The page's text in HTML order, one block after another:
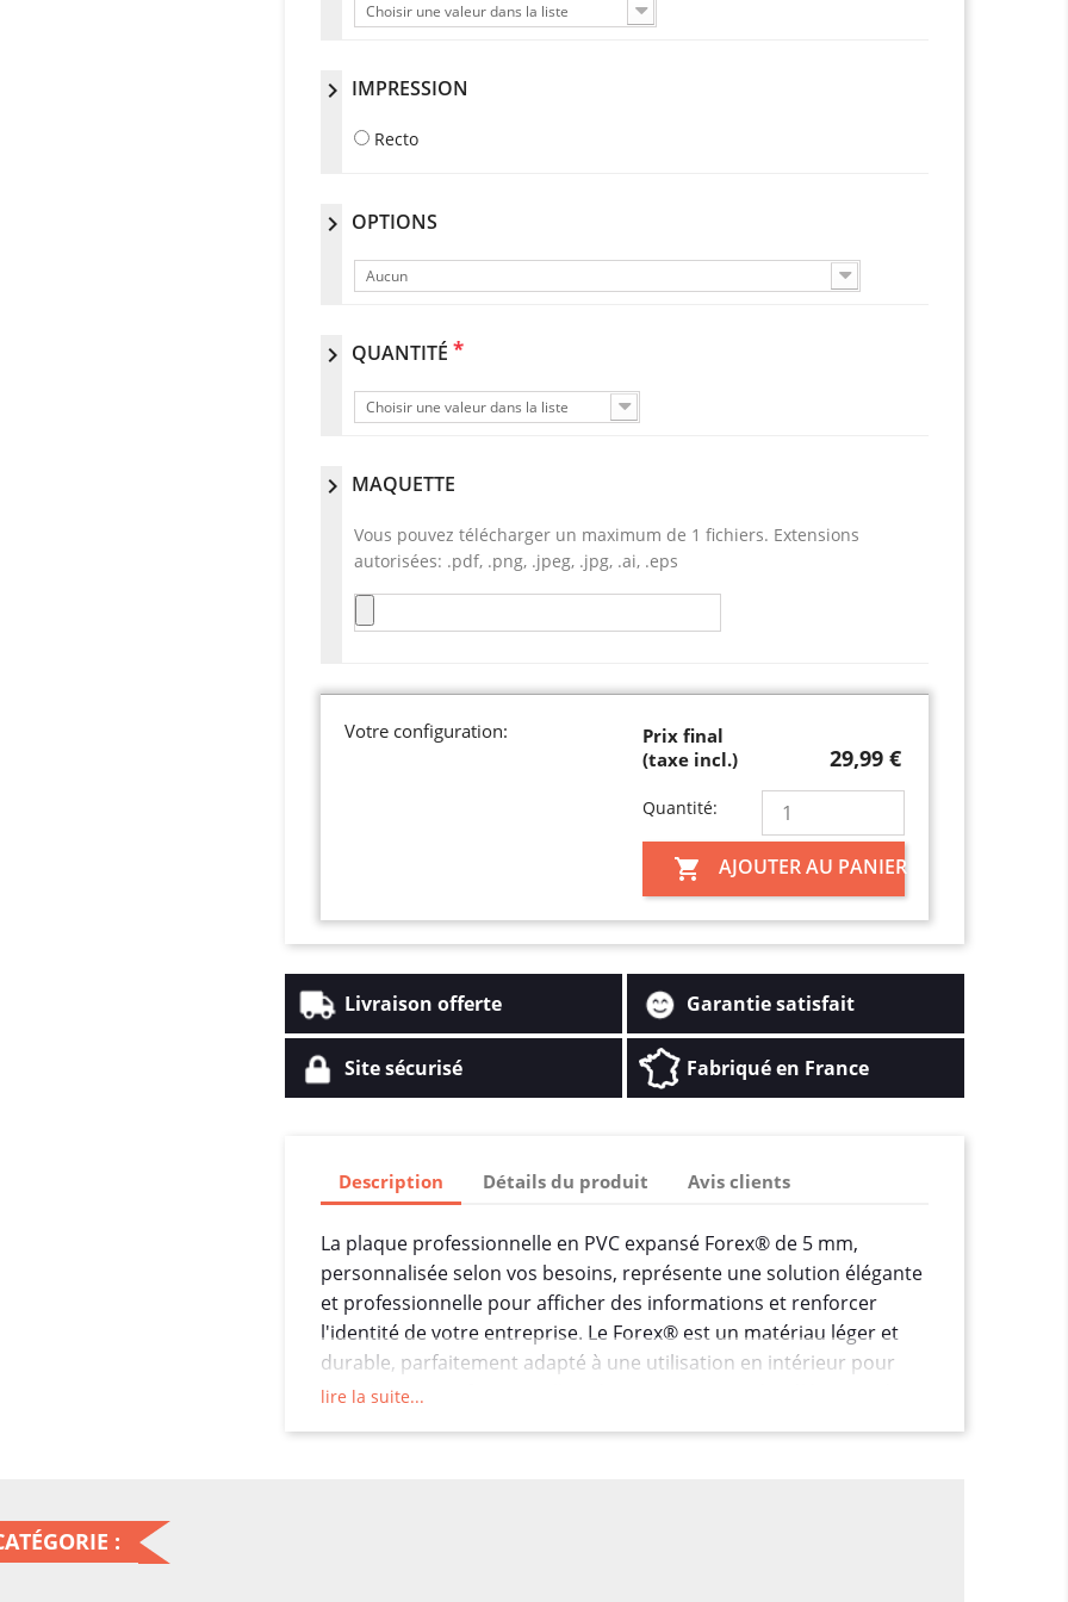
Choisir une valeur dans la liste
chevron_right IMPRESSION
Recto
chevron_right OPTIONS
Aucun
chevron_right QUANTITÉ *
Choisir une valeur dans la liste
chevron_right MAQUETTE
Vous pouvez télécharger un maximum de 1 fichiers. Extensions
autorisées: .pdf, .png, .jpeg, .jpg, .ai, .eps
Votre configuration:
Prix final
(taxe incl.)
29,99 €
Quantité:
 AJOUTER AU PANIER
Livraison offerte Garantie satisfait
Site sécurisé Fabriqué en France
Description Détails du produit Avis clients
La plaque professionnelle en PVC expansé Forex® de 5 mm,
personnalisée selon vos besoins, représente une solution élégante
et professionnelle pour afficher des informations et renforcer
l'identité de votre entreprise. Le Forex® est un matériau léger et
durable, parfaitement adapté à une utilisation en intérieur pour
des plaques professionnelles, des enseignes ou des éléments de
lire la suite...
: